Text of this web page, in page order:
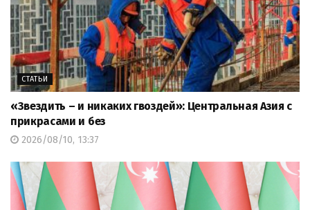
СТАТЬИ
«Звездить – и никаких гвоздей»: Центральная Азия с
прикрасами и без
2026/08/10, 13:37